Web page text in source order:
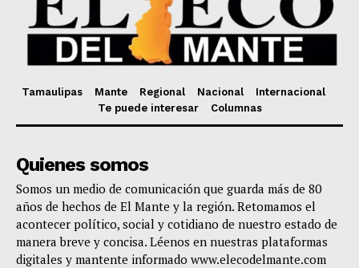
Tamaulipas Mante Regional Nacional
Internacional
Te puede interesar
Columnas
Quienes somos
Somos un medio de comunicación que guarda más de 80
años de hechos de El Mante y la región. Retomamos el
acontecer político, social y cotidiano de nuestro estado de
manera breve y concisa. Léenos en nuestras plataformas
digitales y mantente informado www.elecodelmante.com